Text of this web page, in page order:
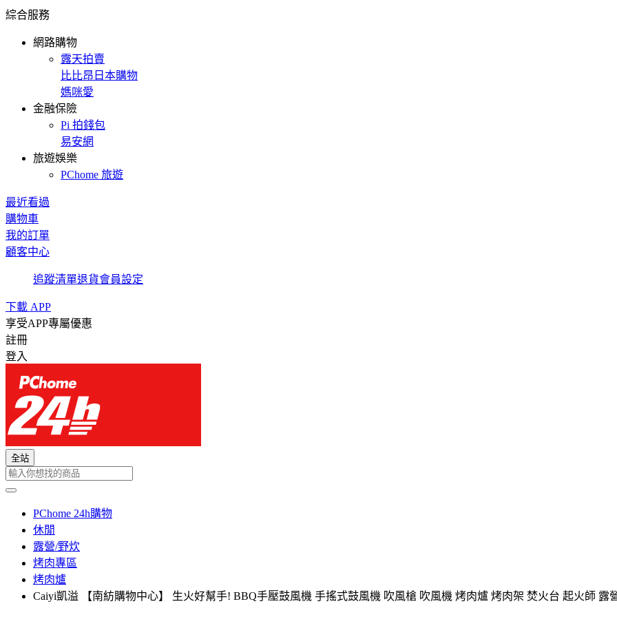
綜合服務
網路購物
露天拍賣
比比昂日本購物
媽咪愛
金融保險
Pi 拍錢包
易安網
旅遊娛樂
PChome 旅遊
最近看過
購物車
我的訂單
顧客中心
追蹤清單退貨會員設定
下載 APP
享受APP專屬優惠
註冊
登入
全站
PChome 24h購物
休閒
露營/野炊
烤肉專區
烤肉爐
Caiyi凱溢 【南紡購物中心】 生火好幫手! BBQ手壓鼓風機 手搖式鼓風機 吹風槍 吹風機 烤肉爐 烤肉架 焚火台 起火師 露